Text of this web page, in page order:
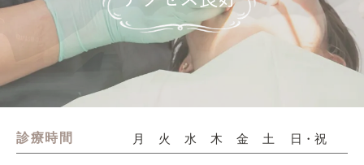
診療時間 月 火 水 木 金 土 日・祝